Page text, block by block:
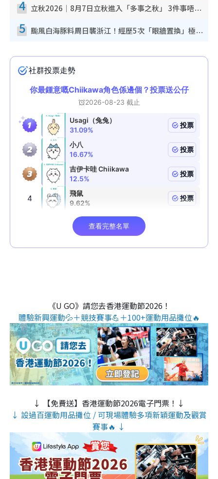
4 立秋2026｜8月7日立秋進入「多事之秋」 3件事唔做得！專家教6招開運 清枱頭／銀包納氣接好運
5 颱風白海豚料周日襲浙江！經歷5次「眼牆置換」極罕見 成登陸內地最長途颱風
《U GO》請您去香港運動節2026！
體驗新興運動💦＋競技賽事💪＋100+運動用品攤位🔥
↓ 【免費送】香港運動節2026電子門票！↓
↓ 設過百運動用品攤位 / 可現場體驗多項新穎運動及觀賞
賽事🔥 ↓